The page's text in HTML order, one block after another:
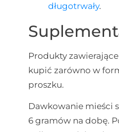
długotrwały.
Produkty
kupić zarówno w
proszku.
Dawkowanie mieści
6 gramów na dobę.